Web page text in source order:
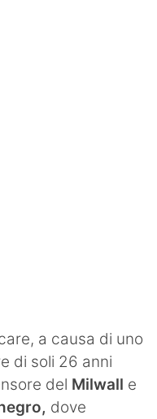
a causa di uno
di soli 26 anni
del Milwall e
dove